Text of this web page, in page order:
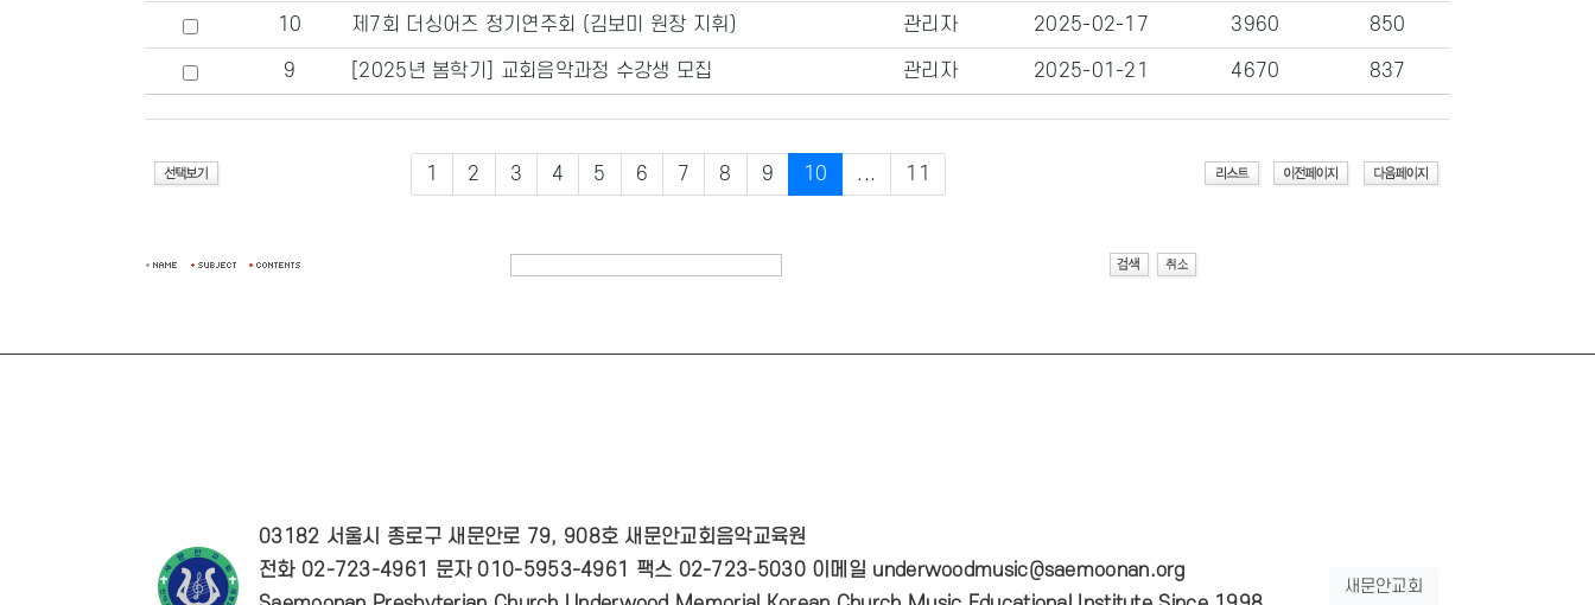
10 제7회 더싱어즈 정기연주회 (김보미 원장 지휘) 관리자 2025-02-17 3960 850
9 [2025년 봄학기] 교회음악과정 수강생 모집 관리자 2025-01-21 4670 837
1 2 3 4 5 6 7 8 9 10 ... 11
03182 서울시 종로구 새문안로 79, 908호 새문안교회음악교육원
전화 02-723-4961 문자 010-5953-4961 팩스 02-723-5030 이메일 underwoodmusic@saemoonan.org
새문안교회